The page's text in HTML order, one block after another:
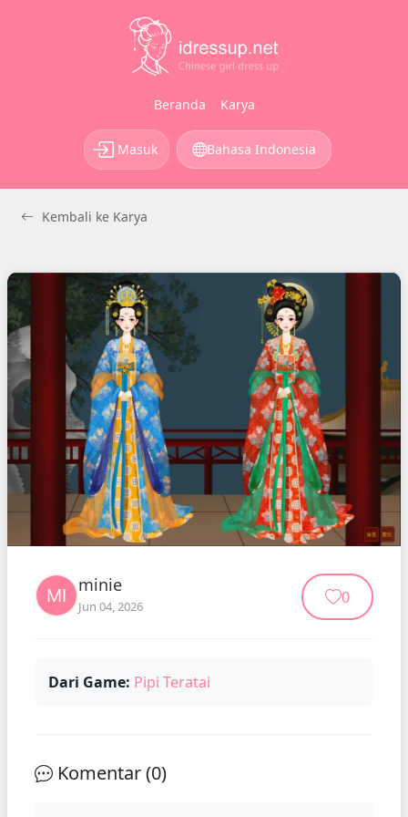
Beranda Karya
Masuk Bahasa Indonesia
Kembali ke Karya
minie
Jun 04, 2026 0
Dari Game: Pipi Teratai
Komentar (0)